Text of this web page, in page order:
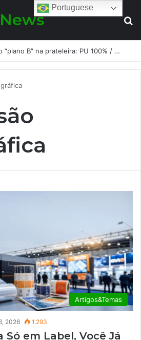
Fabricantes já têm o “plano B” na prateleira: PU 100% / NC-free existe, mas ainda é pouco usado: a hora é transformar isso em projeto de resiliência
Artigos&Temas
2026 1.293
Só em Label, Você Já
Portuguese